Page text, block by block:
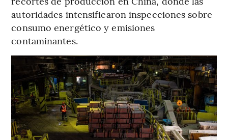
autoridades intensificaron inspecciones sobre
consumo energético y emisiones
contaminantes.